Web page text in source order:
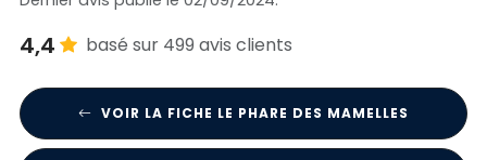
4,4 basé sur 499 avis clients
VOIR LA FICHE LE PHARE DES MAMELLES